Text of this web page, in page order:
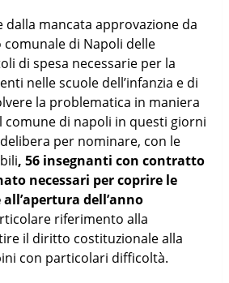
dalla mancata approvazione da
comunale di Napoli delle
di spesa necessarie per la
nelle scuole dell’infanzia e di
la problematica in maniera
comune di napoli in questi giorni
per nominare, con le
, 56 insegnanti con contratto
necessari per coprire le
dell’anno
riferimento alla
il diritto costituzionale alla
con particolari difficoltà.